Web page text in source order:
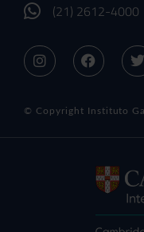
(21) 2612-4000
© Copyright Instituto